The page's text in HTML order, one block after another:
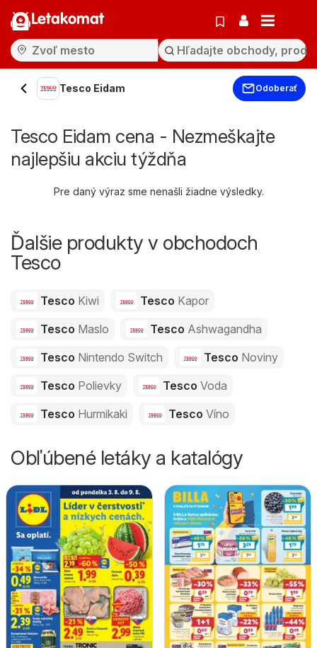
Letakomat
Tesco Eidam Odoberať
Tesco Eidam cena - Nezmeškajte
najlepšiu akciu týždňa
Pre daný výraz sme nenašli žiadne výsledky.
Ďalšie produkty v obchodoch
Tesco
Tesco Kiwi Tesco Kapor
Tesco Maslo Tesco Ashwagandha
Tesco Nintendo Switch Tesco Noviny
Tesco Polievky Tesco Voda
Tesco Hurmikaki Tesco Víno
Obľúbené letáky a katalógy